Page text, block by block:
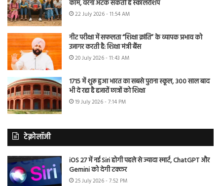
काम, वरना अटक सकती है स्कॉलरशिप
22 July 2026 - 11:54 AM
नीट परीक्षा में सफलता “शिक्षा क्रांति” के व्यापक प्रभाव को
उजागर करती है: शिक्षा मंत्री बैंस
20 July 2026 - 11:43 AM
1715 में शुरू हुआ भारत का सबसे पुराना स्कूल, 300 साल बाद
भी दे रहा है हजारों छात्रों को शिक्षा
19 July 2026 - 7:14 PM
टेक्नोलॉजी
iOS 27 में नई Siri होगी पहले से ज्यादा स्मार्ट, ChatGPT और
Gemini को देगी टक्कर
25 July 2026 - 7:52 PM